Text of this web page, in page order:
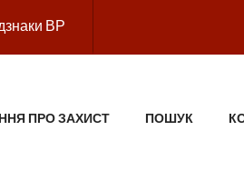
ВР
ПРО ЗАХИСТ ПОШУК